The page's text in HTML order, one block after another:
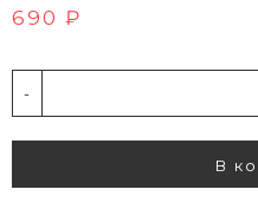
690 ₽
-
В